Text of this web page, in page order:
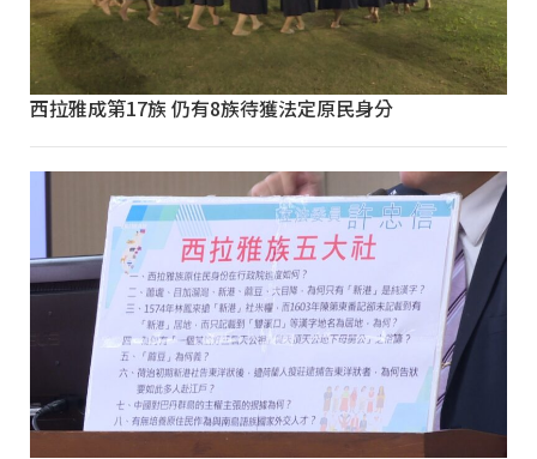
西拉雅成第17族 仍有8族待獲法定原民身分